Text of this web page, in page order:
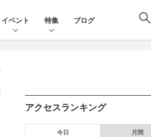
イベント 特集 ブログ
アクセスランキング
今日 月間